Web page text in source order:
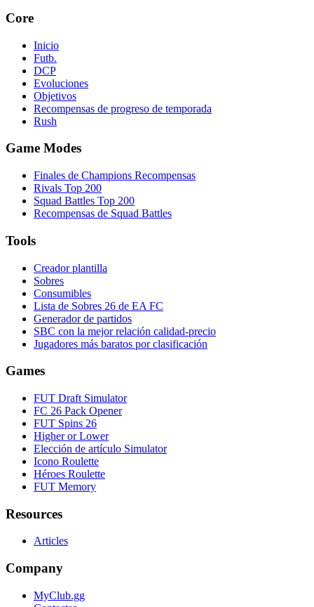
Core
Inicio
Futb.
DCP
Evoluciones
Objetivos
Recompensas de progreso de temporada
Rush
Game Modes
Finales de Champions Recompensas
Rivals Top 200
Squad Battles Top 200
Recompensas de Squad Battles
Tools
Creador plantilla
Sobres
Consumibles
Lista de Sobres 26 de EA FC
Generador de partidos
SBC con la mejor relación calidad-precio
Jugadores más baratos por clasificación
Games
FUT Draft Simulator
FC 26 Pack Opener
FUT Spins 26
Higher or Lower
Elección de artículo Simulator
Icono Roulette
Héroes Roulette
FUT Memory
Resources
Articles
Company
MyClub.gg